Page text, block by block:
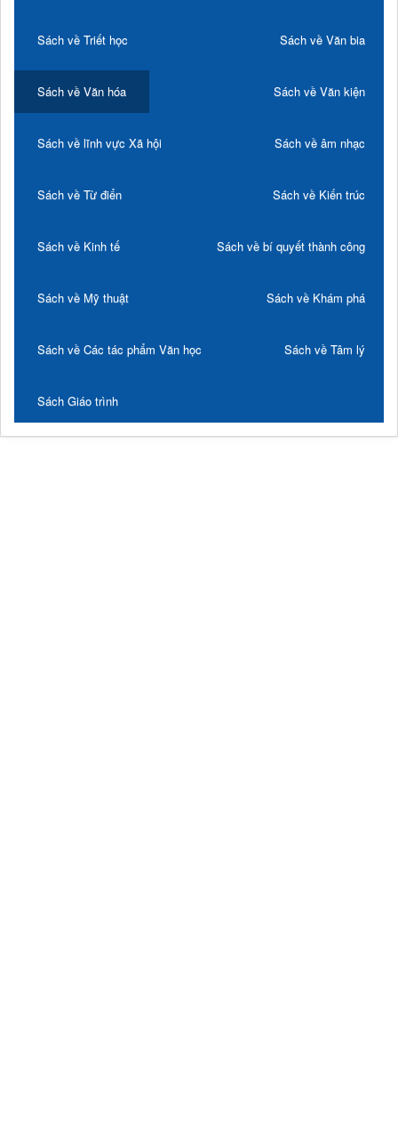
Sách về Triết học Sách về Văn bia
Sách về Văn hóa Sách về Văn kiện
Sách về lĩnh vực Xã hội Sách về âm nhạc
Sách về Từ điển Sách về Kiến trúc
Sách về Kinh tế Sách về bí quyết thành công
Sách về Mỹ thuật Sách về Khám phá
Sách về Các tác phẩm Văn học Sách về Tâm lý
Sách Giáo trình